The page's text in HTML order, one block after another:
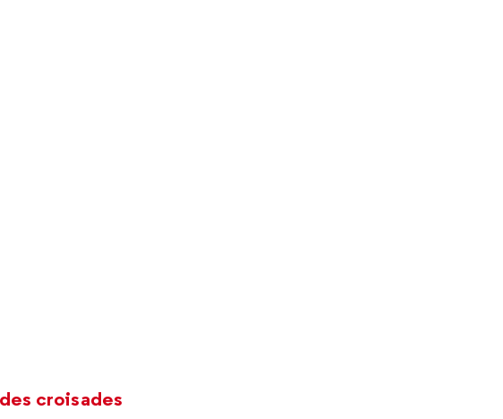
croisades